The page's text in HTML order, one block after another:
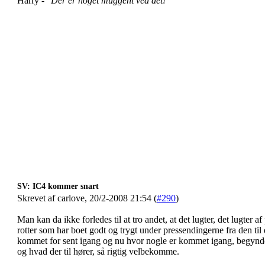
SV: IC4 kommer snart
Skrevet af carlove, 20/2-2008 21:54 (#290)
Man kan da ikke forledes til at tro andet, at det lugter, det lugter
rotter som har boet godt og trygt under pressendingerne fra den
kommet for sent igang og nu hvor nogle er kommet igang,
og hvad der til hører, så rigtig velbekomme.